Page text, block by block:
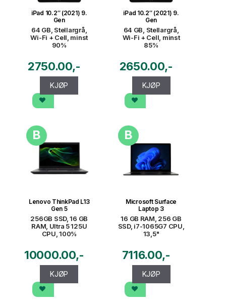
iPad 10.2″ (2021) 9.
Gen
64 GB, Stellargrå,
Wi-Fi + Cell, minst
90%
2750.00
KJØP
iPad 10.2″ (2021) 9.
Gen
64 GB, Stellargrå,
Wi-Fi + Cell, minst
85%
2650.00
KJØP
B
Lenovo ThinkPad L13
Gen 5
256GB SSD, 16 GB
RAM, Ultra 5 125U
CPU, 100%
10000.00
KJØP
B
Microsoft Surface
Laptop 3
16 GB RAM, 256 GB
SSD, i7-1065G7 CPU,
13,5"
7116.00
KJØP